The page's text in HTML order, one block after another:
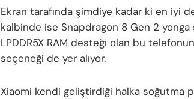
Ekran tarafında şimdiye kadar ki en iyi
kalbinde ise Snapdragon 8 Gen 2 yonga
LPDDR5X RAM desteği olan bu
seçeneği de yer alıyor.
Xiaomi kendi geliştirdiği halka soğutma